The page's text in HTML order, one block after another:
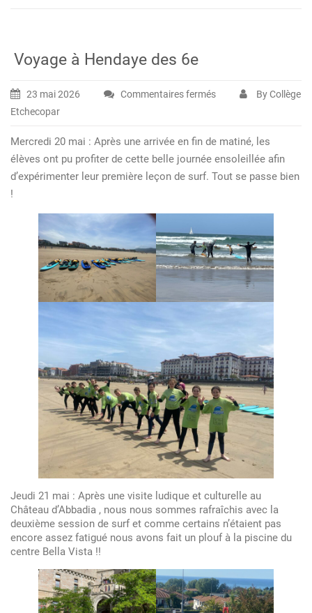
Voyage à Hendaye des 6e
23 mai 2026 Commentaires ferméssur
Hendaye
By Collège
Etchecopar
Mercredi 20 mai : Après une arrivée en fin de matiné, les
élèves ont pu profiter de cette belle journée ensoleillée afin
d’expérimenter leur première leçon de surf. Tout se passe bien
!
Jeudi 21 mai : Après une visite ludique et culturelle au
Château d’Abbadia , nous nous sommes rafraîchis avec la
deuxième session de surf et comme certains n’étaient pas
encore assez fatigué nous avons fait un plouf à la piscine du
centre Bella Vista !!